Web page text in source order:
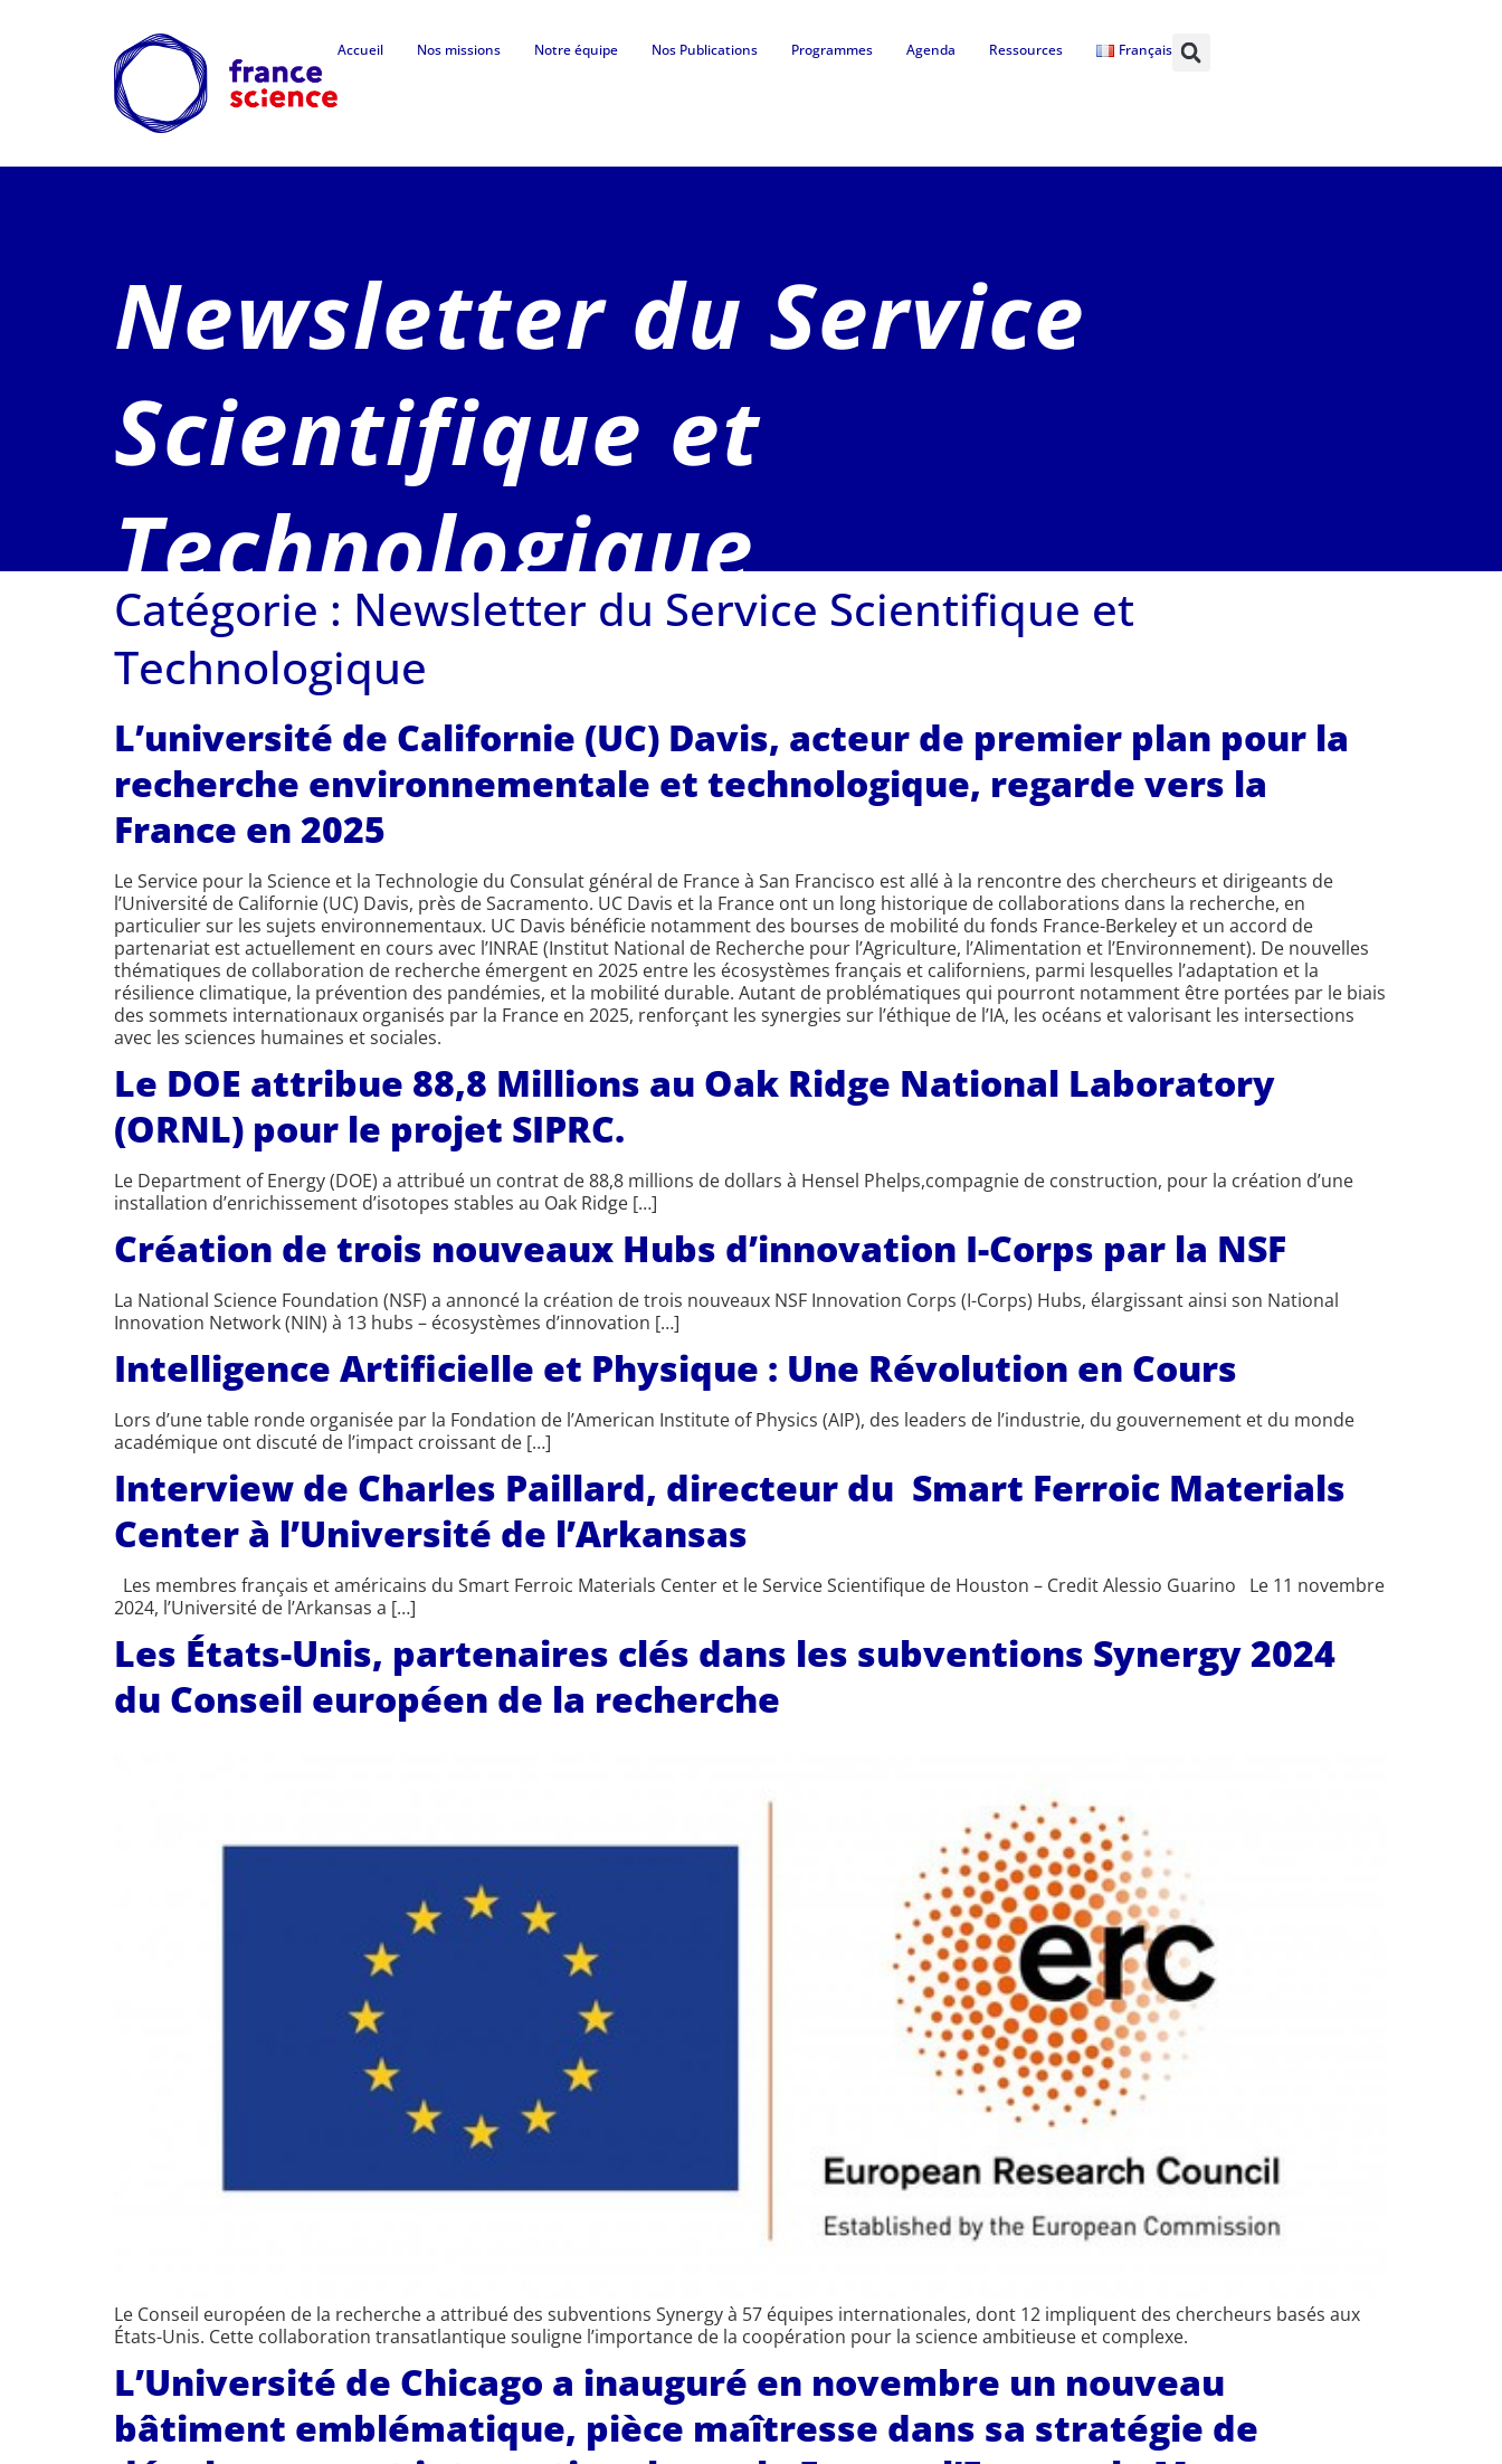
Accueil Nos missions Notre équipe Nos Publications Programmes Agenda Ressources Français
Newsletter du Service
Scientifique et
Technologique
Catégorie : Newsletter du Service Scientifique et
Technologique
L’université de Californie (UC) Davis, acteur de premier plan pour la
recherche environnementale et technologique, regarde vers la
France en 2025
Le Service pour la Science et la Technologie du Consulat général de France à San Francisco est allé à la rencontre des chercheurs et dirigeants de
l’Université de Californie (UC) Davis, près de Sacramento. UC Davis et la France ont un long historique de collaborations dans la recherche, en
particulier sur les sujets environnementaux. UC Davis bénéficie notamment des bourses de mobilité du fonds France-Berkeley et un accord de
partenariat est actuellement en cours avec l’INRAE (Institut National de Recherche pour l’Agriculture, l’Alimentation et l’Environnement). De nouvelles
thématiques de collaboration de recherche émergent en 2025 entre les écosystèmes français et californiens, parmi lesquelles l’adaptation et la
résilience climatique, la prévention des pandémies, et la mobilité durable. Autant de problématiques qui pourront notamment être portées par le biais
des sommets internationaux organisés par la France en 2025, renforçant les synergies sur l’éthique de l’IA, les océans et valorisant les intersections
avec les sciences humaines et sociales.
Le DOE attribue 88,8 Millions au Oak Ridge National Laboratory
(ORNL) pour le projet SIPRC.
Le Department of Energy (DOE) a attribué un contrat de 88,8 millions de dollars à Hensel Phelps,compagnie de construction, pour la création d’une
installation d’enrichissement d’isotopes stables au Oak Ridge […]
Création de trois nouveaux Hubs d’innovation I-Corps par la NSF
La National Science Foundation (NSF) a annoncé la création de trois nouveaux NSF Innovation Corps (I-Corps) Hubs, élargissant ainsi son National
Innovation Network (NIN) à 13 hubs – écosystèmes d’innovation […]
Intelligence Artificielle et Physique : Une Révolution en Cours
Lors d’une table ronde organisée par la Fondation de l’American Institute of Physics (AIP), des leaders de l’industrie, du gouvernement et du monde
académique ont discuté de l’impact croissant de […]
Interview de Charles Paillard, directeur du Smart Ferroic Materials
Center à l’Université de l’Arkansas
Les membres français et américains du Smart Ferroic Materials Center et le Service Scientifique de Houston – Credit Alessio Guarino Le 11 novembre
2024, l’Université de l’Arkansas a […]
Les États-Unis, partenaires clés dans les subventions Synergy 2024
du Conseil européen de la recherche
Le Conseil européen de la recherche a attribué des subventions Synergy à 57 équipes internationales, dont 12 impliquent des chercheurs basés aux
États-Unis. Cette collaboration transatlantique souligne l’importance de la coopération pour la science ambitieuse et complexe.
L’Université de Chicago a inauguré en novembre un nouveau
bâtiment emblématique, pièce maîtresse dans sa stratégie de